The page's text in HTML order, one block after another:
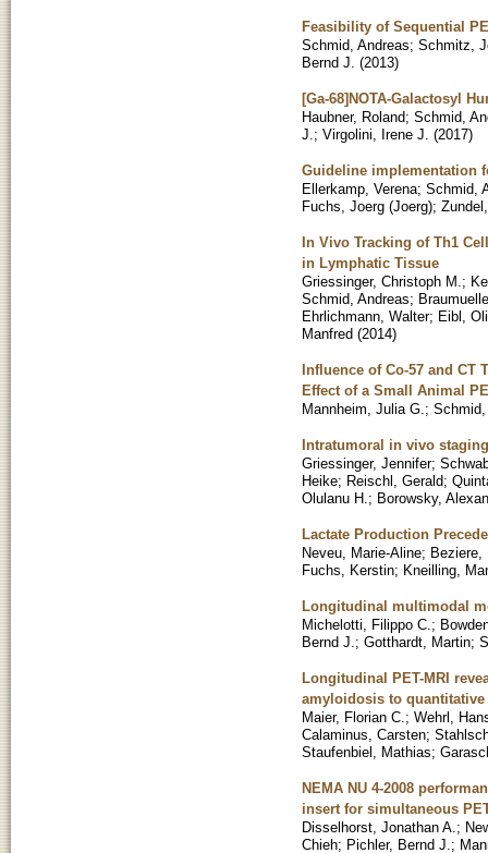
Feasibility of Sequential
Schmid, Andreas; Schmitz,
Bernd J. (2013)
[Ga-68]NOTA-Galactosyl
Haubner, Roland; Schmid,
J. ; Virgolini, Irene J. (2017)
Guideline implementation
Ellerkamp, Verena; Schmid,
Fuchs, Joerg (Joerg);
In Vivo Tracking of Th1
in Lymphatic Tissue
Griessinger, Christoph M. ;
Schmid, Andreas;
Ehrlichmann, Walter; Eibl,
Manfred (2014)
Influence of Co-57 and CT
Effect of a Small Animal
Mannheim, Julia G. ;
Intratumoral in vivo
Griessinger, Jennifer;
Heike; Reischl, Gerald;
Olulanu H. ; Borowsky,
Lactate Production
Neveu, Marie-Aline; Beziere,
Fuchs, Kerstin; Kneilling,
Longitudinal multimodal
Michelotti, Filippo C. ;
Bernd J. ; Gotthardt, Martin;
Longitudinal PET-MRI
amyloidosis to
Maier, Florian C. ; Wehrl,
Calaminus, Carsten;
Staufenbiel, Mathias;
NEMA NU 4-2008
insert for simultaneous
Disselhorst, Jonathan A. ;
Chieh; Pichler, Bernd J. ;